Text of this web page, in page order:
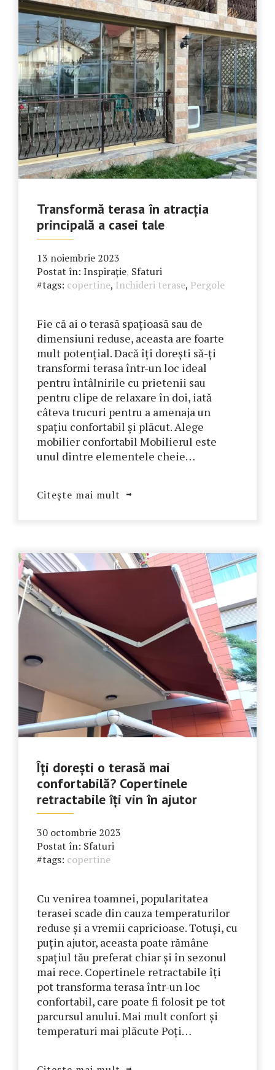
Transformă terasa în atracția
principală a casei tale
13 noiembrie 2023
Postat în: Inspirație, Sfaturi
#tags: copertine, Inchideri terase, Pergole
Fie că ai o terasă spațioasă sau de
dimensiuni reduse, aceasta are foarte
mult potențial. Dacă îți dorești să-ți
transformi terasa într-un loc ideal
pentru întâlnirile cu prietenii sau
pentru clipe de relaxare în doi, iată
câteva trucuri pentru a amenaja un
spațiu confortabil și plăcut. Alege
mobilier confortabil Mobilierul este
unul dintre elementele cheie…
Citește mai mult
Îți dorești o terasă mai
confortabilă? Copertinele
retractabile îți vin în ajutor
30 octombrie 2023
Postat în: Sfaturi
#tags: copertine
Cu venirea toamnei, popularitatea
terasei scade din cauza temperaturilor
reduse și a vremii capricioase. Totuși, cu
puțin ajutor, aceasta poate rămâne
spațiul tău preferat chiar și în sezonul
mai rece. Copertinele retractabile îți
pot transforma terasa într-un loc
confortabil, care poate fi folosit pe tot
parcursul anului. Mai mult confort și
temperaturi mai plăcute Poți…